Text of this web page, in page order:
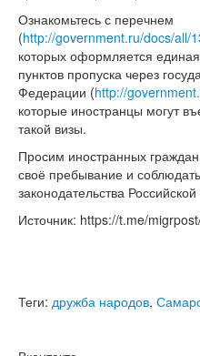
Ознакомьтесь с перечнем
(http://government.ru/docs/all/
которых оформляется
пунктов пропуска через
Федерации (http://
которые иностранцы могут
такой визы.
Просим иностранных
своё пребывание и
законодательства
Источник: https://t.me/
Теги: дружба народов,